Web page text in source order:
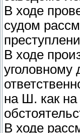
В ходе
судом
В ходе
уголовному
на Ш. как
В ходе